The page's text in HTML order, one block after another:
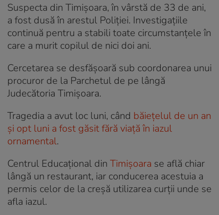
Suspecta din Timișoara, în vârstă de 33 de ani,
a fost dusă în arestul Poliției. Investigațiile
continuă pentru a stabili toate circumstanțele în
care a murit copilul de nici doi ani.
Cercetarea se desfășoară sub coordonarea unui
procuror de la Parchetul de pe lângă
Judecătoria Timișoara.
Tragedia a avut loc luni, când băiețelul de un an
și opt luni a fost găsit fără viață în iazul
ornamental.
Centrul Educațional din Timișoara se află chiar
lângă un restaurant, iar conducerea acestuia a
permis celor de la creșă utilizarea curții unde se
afla iazul.